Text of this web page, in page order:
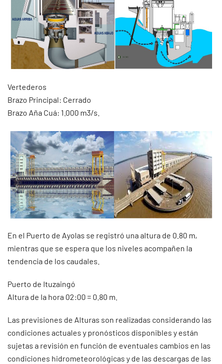
Vertederos
Brazo Principal: Cerrado
Brazo Aña Cuá: 1.000 m3/s.
En el Puerto de Ayolas se registró una altura de 0.80 m,
mientras que se espera que los niveles acompañen la
tendencia de los caudales.
Puerto de Ituzaingó
Altura de la hora 02:00 = 0.80 m.
Las previsiones de Alturas son realizadas considerando las
condiciones actuales y pronósticos disponibles y están
sujetas a revisión en función de eventuales cambios en las
condiciones hidrometeorológicas y de las descargas de las